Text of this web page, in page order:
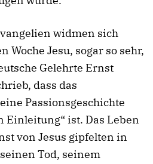
widmen sich
Woche Jesu, sogar so sehr,
Gelehrte Ernst
dass das
Passionsgeschichte
ist. Das Leben
von Jesus gipfelten in
Tod, seinem